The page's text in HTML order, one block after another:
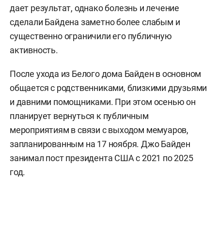
дает результат, однако болезнь и лечение
сделали Байдена заметно более слабым и
существенно ограничили его публичную
активность.
После ухода из Белого дома Байден в основном
общается с родственниками, близкими друзьями
и давними помощниками. При этом осенью он
планирует вернуться к публичным
мероприятиям в связи с выходом мемуаров,
запланированным на 17 ноября. Джо Байден
занимал пост президента США с 2021 по 2025
год.